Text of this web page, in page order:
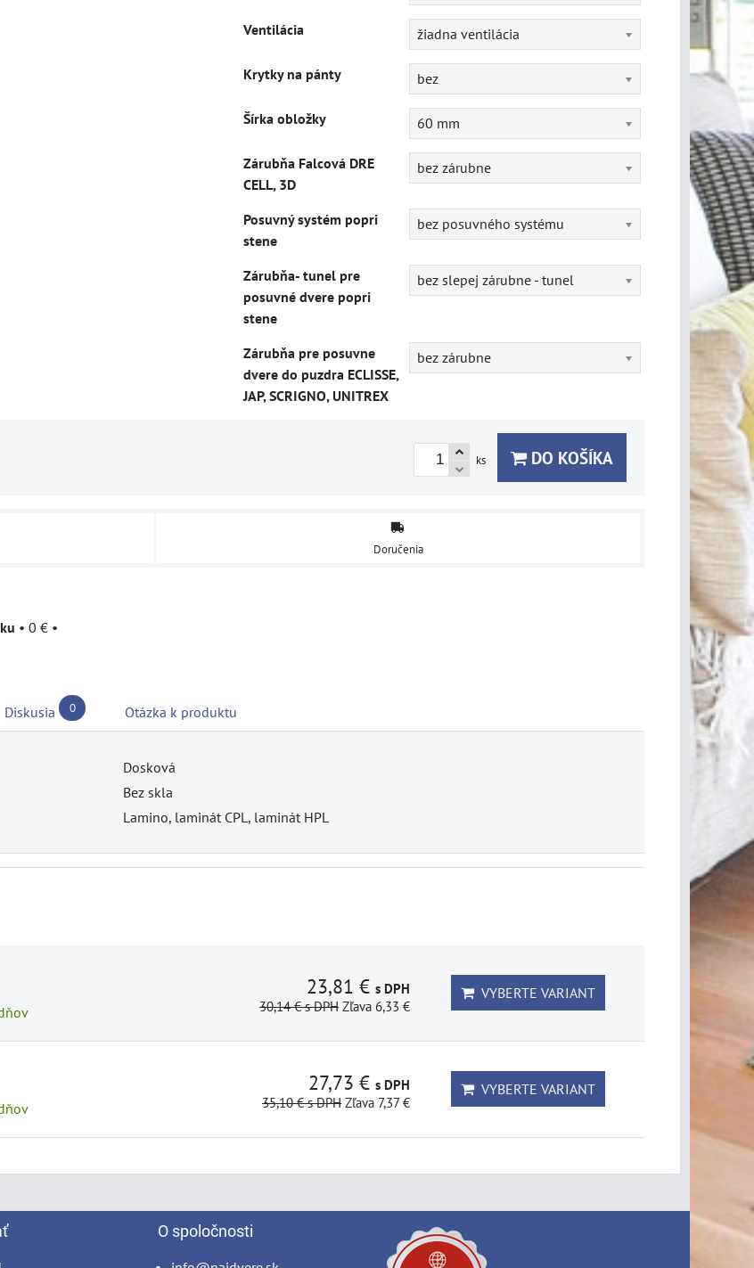
Ventilácia žiadna ventilácia
Krytky na pánty bez
Šírka obložky 60 mm
Zárubňa Falcová DRE
CELL, 3D
bez zárubne
Posuvný systém popri
stene
bez posuvného systému
Zárubňa- tunel pre
posuvné dvere popri
stene
bez slepej zárubne - tunel
Zárubňa pre posuvne
dvere do puzdra ECLISSE,
JAP, SCRIGNO, UNITREX
bez zárubne
ks DO KOŠÍKA
Doručenia
• 0 € •
Diskusia 0 Otázka k produktu
Dosková
Bez skla
Lamino, laminát CPL, laminát HPL
23,81 € s DPH
30,14 €s DPH Zľava 6,33 €
VYBERTE VARIANT
27,73 € s DPH
35,10 €s DPH Zľava 7,37 €
VYBERTE VARIANT
O spoločnosti